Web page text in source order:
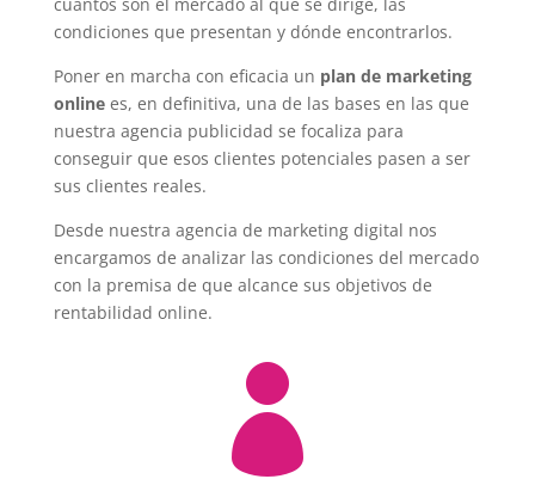
condiciones que presentan y dónde encontrarlos.
Poner en marcha con eficacia un plan de marketing
onlinees, en definitiva, una de las bases en las que
nuestra agencia publicidad se focaliza para
conseguir que esos clientes potenciales pasen a ser
sus clientes reales.
Desde nuestra agencia de marketing digital nos
encargamos de analizar las condiciones del mercado
con la premisa de que alcance sus objetivos de
rentabilidad online.
